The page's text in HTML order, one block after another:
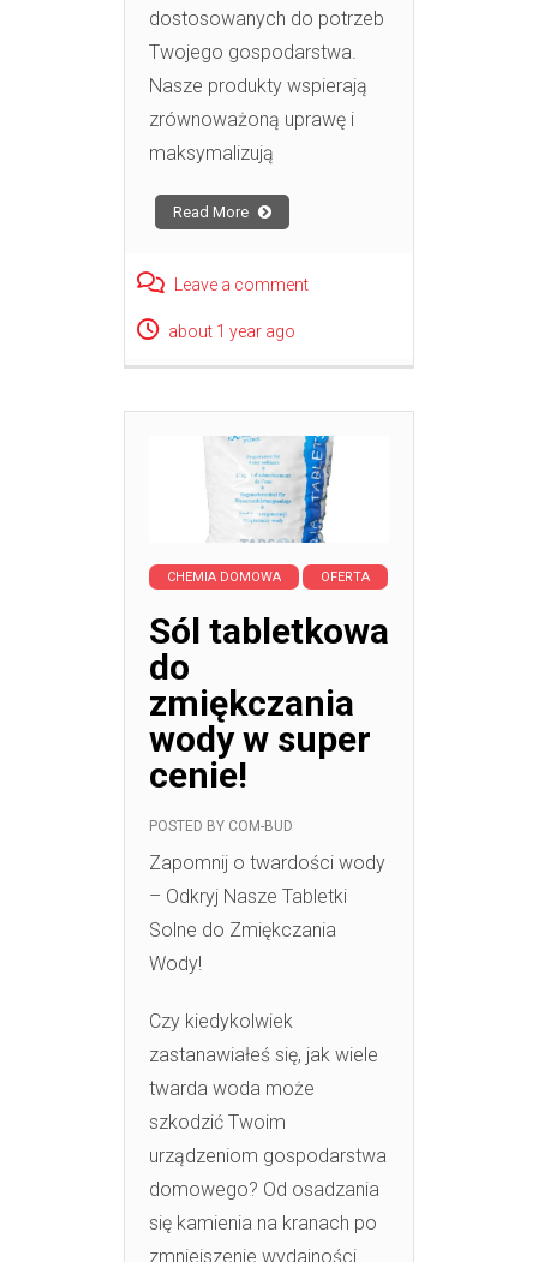
dostosowanych do potrzeb
Twojego gospodarstwa.
Nasze produkty wspierają
zrównoważoną uprawę i
maksymalizują
Read More
Leave a comment
about 1 year ago
CHEMIA DOMOWA OFERTA
Sól tabletkowa
do
zmiękczania
wody w super
cenie!
POSTED BY COM-BUD
Zapomnij o twardości wody
– Odkryj Nasze Tabletki
Solne do Zmiękczania
Wody!
Czy kiedykolwiek
zastanawiałeś się, jak wiele
twarda woda może
szkodzić Twoim
urządzeniom gospodarstwa
domowego? Od osadzania
się kamienia na kranach po
zmniejszenie wydajności